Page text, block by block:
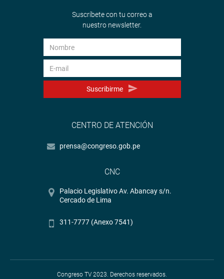
Suscríbete con tu correo a
nuestro newsletter.
Suscribirme
CENTRO DE ATENCIÓN
prensa@congreso.gob.pe
CNC
Palacio Legislativo Av. Abancay s/n.
Cercado de Lima
311-7777 (Anexo 7541)
Congreso TV 2023. Derechos reservados.